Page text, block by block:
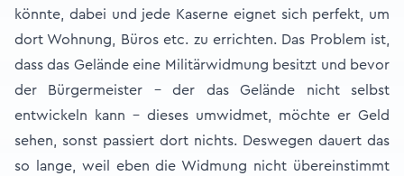
könnte, dabei und jede Kaserne eignet sich perfekt, um
dort Wohnung, Büros etc. zu errichten. Das Problem ist,
dass das Gelände eine Militärwidmung besitzt und bevor
der Bürgermeister – der das Gelände nicht selbst
entwickeln kann - dieses umwidmet, möchte er Geld
sehen, sonst passiert dort nichts. Deswegen dauert das
so lange, weil eben die Widmung nicht übereinstimmt